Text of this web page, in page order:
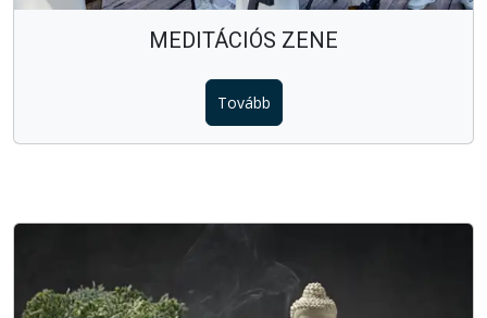
MEDITÁCIÓS ZENE
Tovább